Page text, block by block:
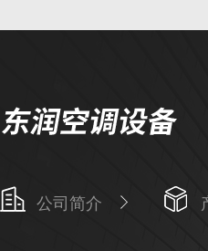
公司简介